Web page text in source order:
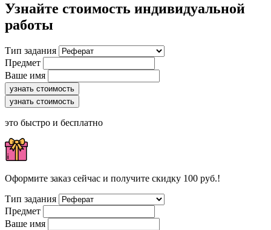
Узнайте стоимость индивидуальной
работы
Тип задания
Предмет
Ваше имя
узнать стоимость
узнать стоимость
это быстро и бесплатно
Оформите заказ сейчас и получите скидку 100 руб.!
Тип задания
Предмет
Ваше имя